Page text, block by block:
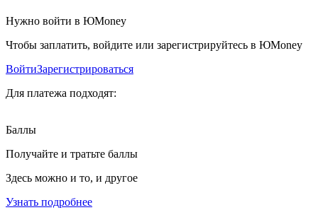
Нужно войти в ЮMoney
Чтобы заплатить, войдите или зарегистрируйтесь в ЮMoney
ВойтиЗарегистрироваться
Для платежа подходят:
Баллы
Получайте и тратьте баллы
Здесь можно и то, и другое
Узнать подробнее